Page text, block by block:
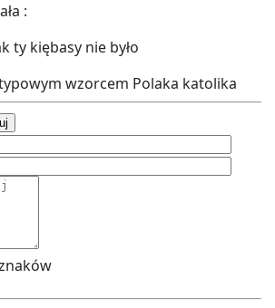
:
ty kiębasy nie było
wzorcem Polaka katolika